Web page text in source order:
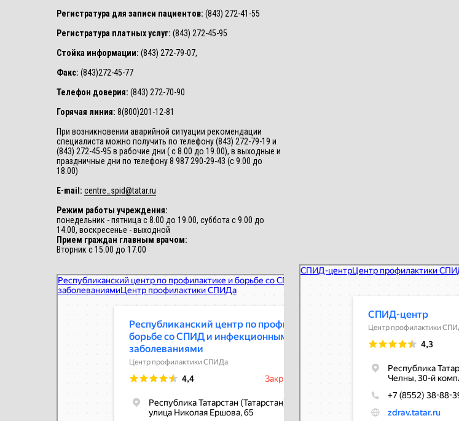
Регистратура для записи пациентов: (843) 272-41-55
Регистратура платных услуг: (843) 272-45-95
Стойка информации: (843) 272-79-07,
Факс: (843)272-45-77
Телефон доверия: (843) 272-70-90
Горячая линия: 8(800)201-12-81
При возникновении аварийной ситуации рекомендации
специалиста можно получить по телефону (843) 272-79-19 и
(843) 272-45-95 в рабочие дни ( с 8.00 до 19.00), в выходные и
праздничные дни по телефону 8 987 290-29-43 (с 9.00 до
18.00)
E-mail: centre_spid@tatar.ru
Режим работы учреждения:
понедельник - пятница с 8.00 до 19.00, суббота с 9.00 до
14.00, воскресенье - выходной
Прием граждан главным врачом:
Вторник с 15.00 до 17.00
Республиканский центр по профилактике и борьбе со СПИД и
инфекционными заболеваниями
Центр профилактики СПИДа в Казани
СПИД-центр
Центр профилактики СПИДа в Набережных Челнах